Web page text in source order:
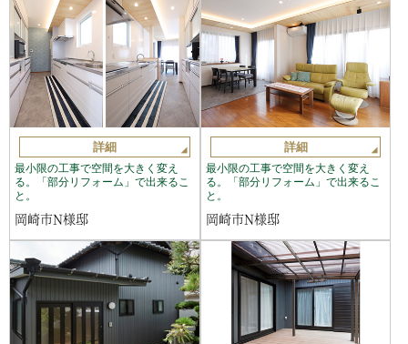
詳細
最小限の工事で空間を大きく変え
る。「部分リフォーム」で出来るこ
と。
岡崎市N様邸
詳細
最小限の工事で空間を大きく変え
る。「部分リフォーム」で出来るこ
と。
岡崎市N様邸